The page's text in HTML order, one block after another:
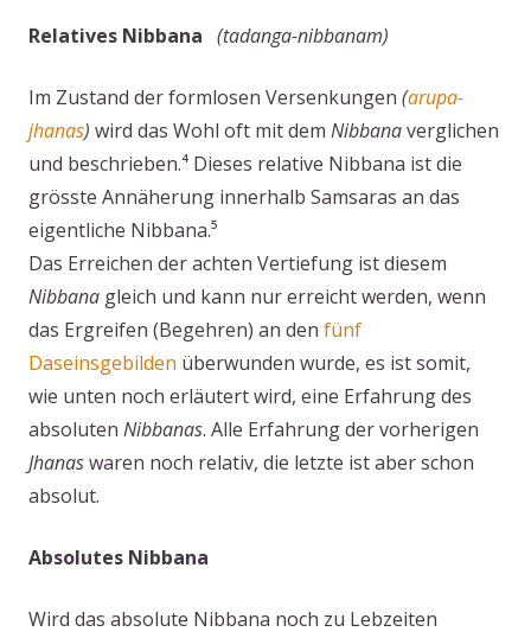
Relatives Nibbana (tadanga-nibbanam)
Im Zustand der formlosen Versenkungen (arupa-
jhanas) wird das Wohl oft mit dem Nibbanaverglichen
und beschrieben.⁴ Dieses relative Nibbana ist die
grösste Annäherung innerhalb Samsaras an das
eigentliche Nibbana.⁵
Das Erreichen der achten Vertiefung ist diesem
Nibbana gleich und kann nur erreicht werden, wenn
das Ergreifen (Begehren) an den fünf
Daseinsgebilden überwunden wurde, es ist somit,
wie unten noch erläutert wird, eine Erfahrung des
absoluten Nibbanas. Alle Erfahrung der vorherigen
Jhanaswaren noch relativ, die letzte ist aber schon
absolut.
Absolutes Nibbana
Wird das absolute Nibbana noch zu Lebzeiten